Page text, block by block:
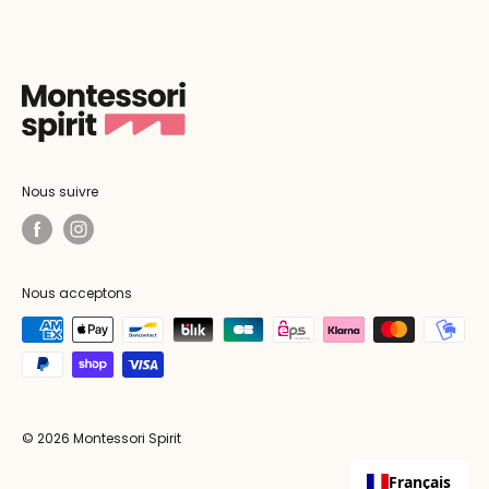
Nous suivre
Nous acceptons
© 2026 Montessori Spirit
Français